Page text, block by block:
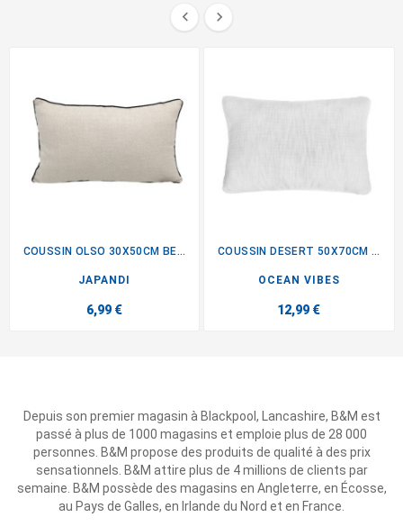
 
COUSSIN OLSO 30X50CM BEIGE
JAPANDI
6,99 €
COUSSIN DESERT 50X70CM BLANC
OCEAN VIBES
12,99 €
Depuis son premier magasin à Blackpool, Lancashire, B&M est
passé à plus de 1000 magasins et emploie plus de 28 000
personnes. B&M propose des produits de qualité à des prix
sensationnels. B&M attire plus de 4 millions de clients par
semaine. B&M possède des magasins en Angleterre, en Écosse,
au Pays de Galles, en Irlande du Nord et en France.